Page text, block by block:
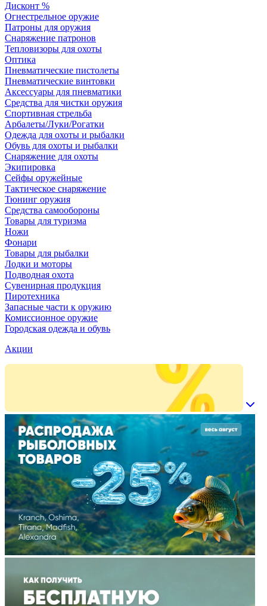
Дисконт %
Огнестрельное оружие
Патроны для оружия
Снаряжение патронов
Тепловизоры для охоты
Оптика
Пневматические пистолеты
Пневматические винтовки
Аксессуары для пневматики
Средства для чистки оружия
Спортивная стрельба
Арбалеты/Луки/Рогатки
Одежда для охоты и рыбалки
Обувь для охоты и рыбалки
Снаряжение для охоты
Экипировка
Сейфы оружейные
Тактическое снаряжение
Тюнинг оружия
Средства самообороны
Товары для туризма
Ножи
Фонари
Товары для рыбалки
Лодки и моторы
Подводная охота
Сувенирная продукция
Пиротехника
Запасные части к оружию
Комиссионное оружие
Городская одежда и обувь
Акции